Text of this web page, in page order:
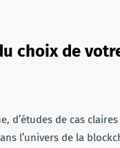
choix de
d’études de cas
l’univers de la